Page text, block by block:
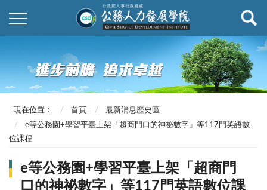
現在位置： 首頁
最新消息歷史區
e等公務園+學習平臺上架「超商門口的神祕數字」等117門英語數
位課程
e等公務園+學習平臺上架「超商門
口的神祕數字」等117門英語數位課